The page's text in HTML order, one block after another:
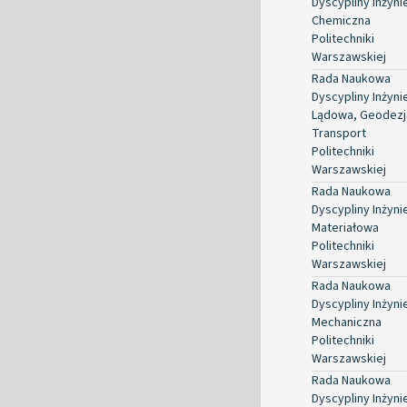
Chemiczna
Politechniki
Warszawskiej
Rada Naukowa
Dyscypliny
Lądowa,
Transport
Politechniki
Warszawskiej
Rada Naukowa
Dyscypliny
Materiałowa
Politechniki
Warszawskiej
Rada Naukowa
Dyscypliny
Mechaniczna
Politechniki
Warszawskiej
Rada Naukowa
Dyscypliny